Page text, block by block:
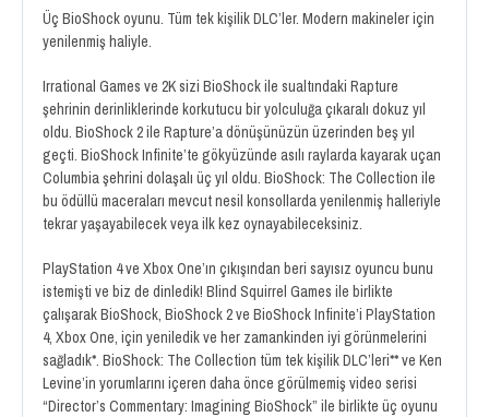
Üç BioShock oyunu. Tüm tek kişilik DLC’ler. Modern makineler için
yenilenmiş haliyle.
Irrational Games ve 2K sizi BioShock ile sualtındaki Rapture
şehrinin derinliklerinde korkutucu bir yolculuğa çıkaralı dokuz yıl
oldu. BioShock 2 ile Rapture’a dönüşünüzün üzerinden beş yıl
geçti. BioShock Infinite’te gökyüzünde asılı raylarda kayarak uçan
Columbia şehrini dolaşalı üç yıl oldu. BioShock: The Collection ile
bu ödüllü maceraları mevcut nesil konsollarda yenilenmiş halleriyle
tekrar yaşayabilecek veya ilk kez oynayabileceksiniz.
PlayStation 4 ve Xbox One’ın çıkışından beri sayısız oyuncu bunu
istemişti ve biz de dinledik! Blind Squirrel Games ile birlikte
çalışarak BioShock, BioShock 2 ve BioShock Infinite’i PlayStation
4, Xbox One, için yeniledik ve her zamankinden iyi görünmelerini
sağladık*. BioShock: The Collection tüm tek kişilik DLC’leri** ve Ken
Levine’in yorumlarını içeren daha önce görülmemiş video serisi
“Director’s Commentary: Imagining BioShock” ile birlikte üç oyunu